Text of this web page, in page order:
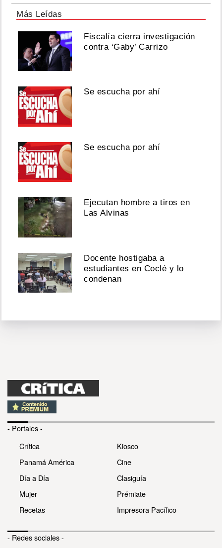
Más Leídas
Fiscalía cierra investigación
contra ‘Gaby’ Carrizo
Se escucha por ahí
Se escucha por ahí
Ejecutan hombre a tiros en
Las Alvinas
Docente hostigaba a
estudiantes en Coclé y lo
condenan
- Portales -
Crítica
Panamá América
Día a Día
Mujer
Recetas
Kiosco
Cine
Clasiguía
Prémiate
Impresora Pacífico
- Redes sociales -